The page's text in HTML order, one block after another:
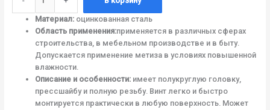
Материал:оцинкованная сталь
Область применения:применяется в различных сферах
строительства, в мебельном производстве и в быту.
Допускается применение метиза в условиях повышенной
влажности.
Описание и особенности:имеет полукруглую головку,
прессшайбу и полную резьбу. Винт легко и быстро
монтируется практически в любую поверхность. Может